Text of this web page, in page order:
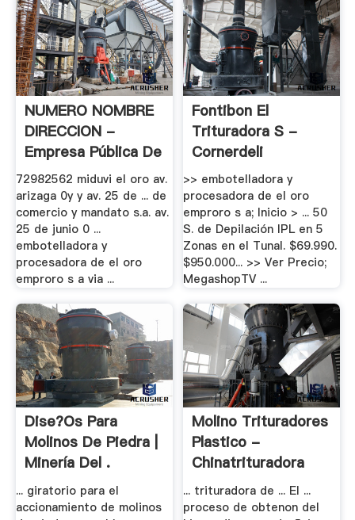
NUMERO NOMBRE
DIRECCION -
Empresa Pública De
...
72982562 miduvi el oro av.
arizaga 0y y av. 25 de ... de
comercio y mandato s.a. av.
25 de junio 0 ...
embotelladora y
procesadora de el oro
emproro s a via ...
Fontibon El
Trituradora S -
Cornerdeli
>> embotelladora y
procesadora de el oro
emproro s a; Inicio > ... 50
S. de Depilación IPL en 5
Zonas en el Tunal. $69.990.
$950.000... >> Ver Precio;
MegashopTV ...
Dise?os Para
Molinos De Piedra |
Minería Del .
... giratorio para el
accionamiento de molinos
Molino Trituradores
Plastico -
Chinatrituradora
... trituradora de ... El ...
proceso de obtenon del